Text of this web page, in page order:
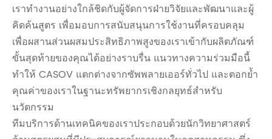
เราทำงานอย่างใกล้ชิดกับผู้จัดการฝ่ายวิจัยและพัฒนาและผู้
คิดค้นสูตร เพื่อมอบการสนับสนุนการใช้งานที่ครอบคลุม
เพื่อผสานส่วนผสมประสิทธิภาพสูงของเราเข้ากับผลิตภัณฑ์
ขั้นสุดท้ายของคุณได้อย่างราบรื่น แนวทางความร่วมมือนี้
ทำให้ CASOV แตกต่างจากซัพพลายเออร์ทั่วไป และตอกย้ำ
คุณค่าของเราในฐานะทรัพยากรเชิงกลยุทธ์สำหรับ
นวัตกรรม
ทีมบริการด้านเทคนิคของเราประกอบด้วยนักวิทยาศาสตร์